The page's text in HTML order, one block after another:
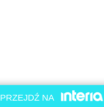
PRZEJDŹ NA